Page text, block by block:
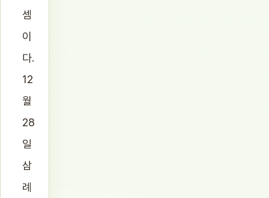
셈
이
다.
12
월
28
일
삼
례